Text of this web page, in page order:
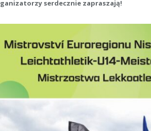
serdecznie zapraszają!